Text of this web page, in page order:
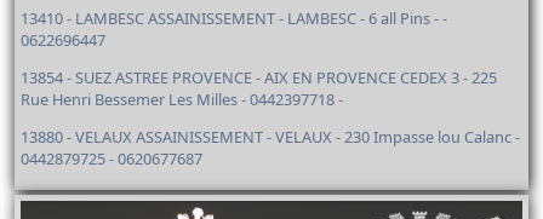
13410 - LAMBESC ASSAINISSEMENT - LAMBESC - 6 all Pins - -
0622696447
13854 - SUEZ ASTREE PROVENCE - AIX EN PROVENCE CEDEX 3 - 225
Rue Henri Bessemer Les Milles - 0442397718 -
13880 - VELAUX ASSAINISSEMENT - VELAUX - 230 Impasse lou Calanc -
0442879725 - 0620677687